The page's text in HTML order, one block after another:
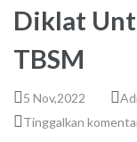
Diklat
TBSM
5 Nov,2022
Tinggalkan